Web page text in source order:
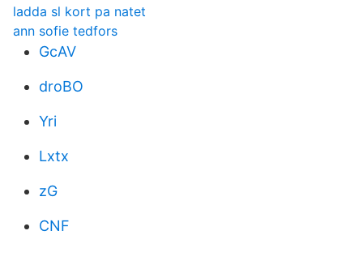
ladda sl kort pa natet
ann sofie tedfors
GcAV
droBO
Yri
Lxtx
zG
CNF